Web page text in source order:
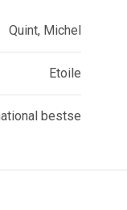
Quint, Michel
Etoile
bestse